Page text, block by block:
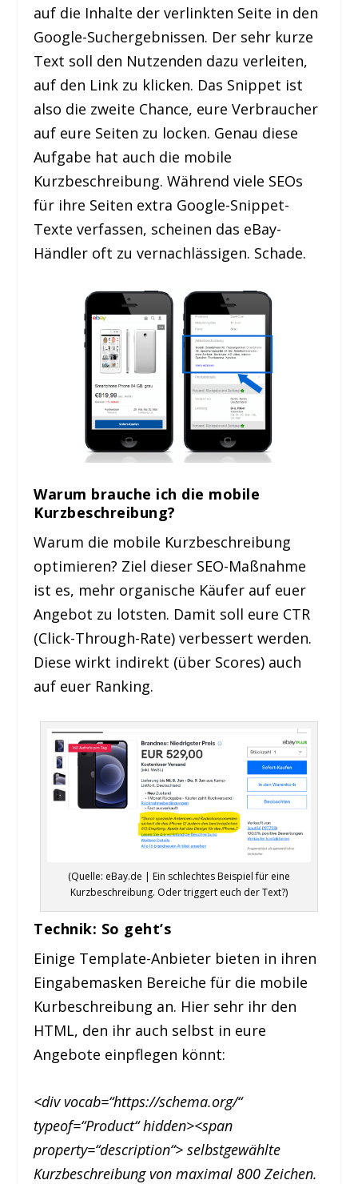
auf die Inhalte der verlinkten Seite in den
Google-Suchergebnissen. Der sehr kurze
Text soll den Nutzenden dazu verleiten,
auf den Link zu klicken. Das Snippet ist
also die zweite Chance, eure Verbraucher
auf eure Seiten zu locken. Genau diese
Aufgabe hat auch die mobile
Kurzbeschreibung. Während viele SEOs
für ihre Seiten extra Google-Snippet-
Texte verfassen, scheinen das eBay-
Händler oft zu vernachlässigen. Schade.
Warum brauche ich die mobile
Kurzbeschreibung?
Warum die mobile Kurzbeschreibung
optimieren? Ziel dieser SEO-Maßnahme
ist es, mehr organische Käufer auf euer
Angebot zu lotsten. Damit soll eure CTR
(Click-Through-Rate) verbessert werden.
Diese wirkt indirekt (über Scores) auch
auf euer Ranking.
(Quelle: eBay.de | Ein schlechtes Beispiel für eine
Kurzbeschreibung. Oder triggert euch der Text?)
Technik: So geht’s
Einige Template-Anbieter bieten in ihren
Eingabemasken Bereiche für die mobile
Kurbeschreibung an. Hier sehr ihr den
HTML, den ihr auch selbst in eure
Angebote einpflegen könnt:
<div vocab=“https://schema.org/“
typeof=“Product“ hidden><span
property=“description“> selbstgewählte
Kurzbeschreibung von maximal 800 Zeichen.